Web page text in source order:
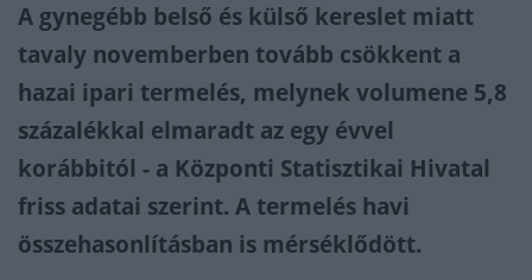
A gynegébb belső és külső kereslet miatt
tavaly novemberben tovább csökkent a
hazai ipari termelés, melynek volumene 5,8
százalékkal elmaradt az egy évvel
korábbitól - a Központi Statisztikai Hivatal
friss adatai szerint. A termelés havi
összehasonlításban is mérséklődött.